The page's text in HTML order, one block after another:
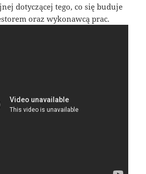
dotyczącej tego, co się buduje
oraz wykonawcą prac.